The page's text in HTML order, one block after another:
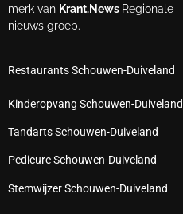
merk van Krant.News Regionale
nieuws groep.
Restaurants Schouwen-Duiveland
Kinderopvang Schouwen-Duiveland
Tandarts Schouwen-Duiveland
Pedicure Schouwen-Duiveland
Stemwijzer Schouwen-Duiveland